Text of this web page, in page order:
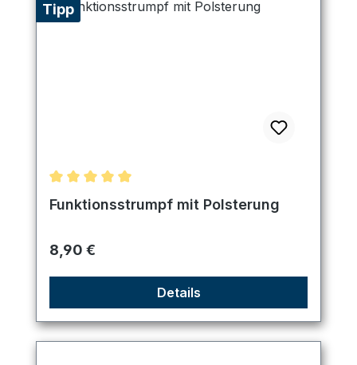
Tipp
Durchschnittliche Bewertung von 5 von 5 Sternen
Funktionsstrumpf mit Polsterung
Regulärer Preis:
8,90 €
Details